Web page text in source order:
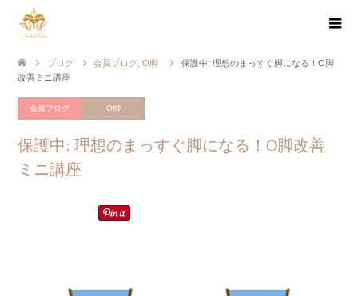
ブログ 会員ブログ O脚
保護中: 理想のまっすぐ脚になる！O脚
改善ミニ講座
会員ブログ O脚
保護中: 理想のまっすぐ脚になる！O脚改善
ミニ講座